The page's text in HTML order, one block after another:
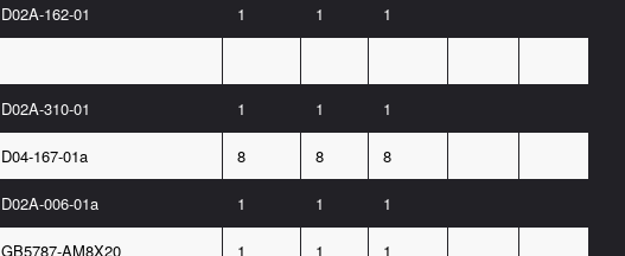
D02A-162-01 1 1 1
D02A-310-01 1 1 1
D04-167-01a 8 8 8
D02A-006-01a 1 1 1
GB5787-AM8X20 1 1 1